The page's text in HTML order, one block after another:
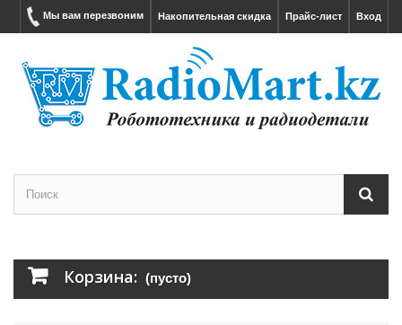
Вход
Прайс-лист
Накопительная скидка
Мы вам перезвоним
Корзина: (пусто)